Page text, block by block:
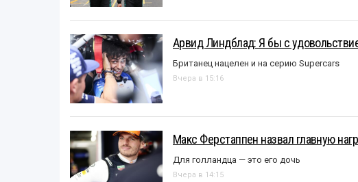
Арвид Линдблад: Я бы с
Британец нацелен и на серию Supercars
Вчера в 15:16
Макс Ферстаппен назвал главную
Для голландца — это его дочь
Вчера в 14:15